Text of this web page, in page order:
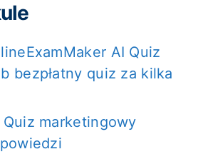
AI Quiz
bezpłatny quiz za kilka
marketingowy